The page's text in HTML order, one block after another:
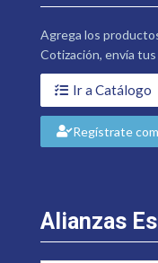
Agrega los
Cotización, envía
Ir a Catálogo
Regístrate
Alianzas